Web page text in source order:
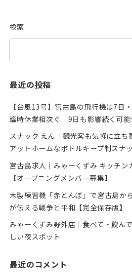
検索
最近の投稿
【台風13号】宮古島の飛行機は7
臨時休業相次ぐ 9日も影響続く可能
スナック えん｜観光客も気軽に立ち
アットホームなボトルキープ制スナ
宮古島求人｜みゃーくずみ キッチン
【オープニングメンバー募集】
木製練習機「赤とんぼ」で宮古島
が伝える戦争と平和【完全保存版】
みゃーくずみ野外店｜食べて・飲ん
しい夜スポット
最近のコメント